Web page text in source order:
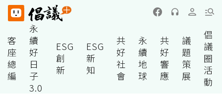
客
座
總
編
永
續
好
日
子
3.0
ESG
創
新
ESG
新
知
共
好
社
會
永
續
地
球
共
好
響
應
議
題
策
展
倡
議
圈
活
動